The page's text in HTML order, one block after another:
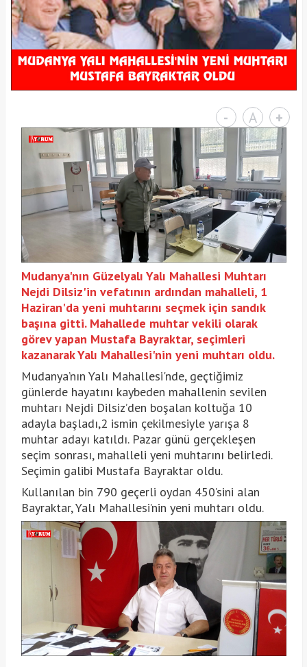
- A +
Mudanya'nın Güzelyalı Yalı Mahallesi Muhtarı
Nejdi Dilsiz'in vefatının ardından mahalleli, 1
Haziran'da yeni muhtarını seçmek için sandık
başına gitti. Mahallede muhtar vekili olarak
görev yapan Mustafa Bayraktar, seçimleri
kazanarak Yalı Mahallesi'nin yeni muhtarı oldu.
Mudanya’nın Yalı Mahallesi'nde, geçtiğimiz
günlerde hayatını kaybeden mahallenin sevilen
muhtarı Nejdi Dilsiz’den boşalan koltuğa 10
adayla başladı,2 ismin çekilmesiyle yarışa 8
muhtar adayı katıldı. Pazar günü gerçekleşen
seçim sonrası, mahalleli yeni muhtarını belirledi.
Seçimin galibi Mustafa Bayraktar oldu.
Kullanılan bin 790 geçerli oydan 450’sini alan
Bayraktar, Yalı Mahallesi’nin yeni muhtarı oldu.